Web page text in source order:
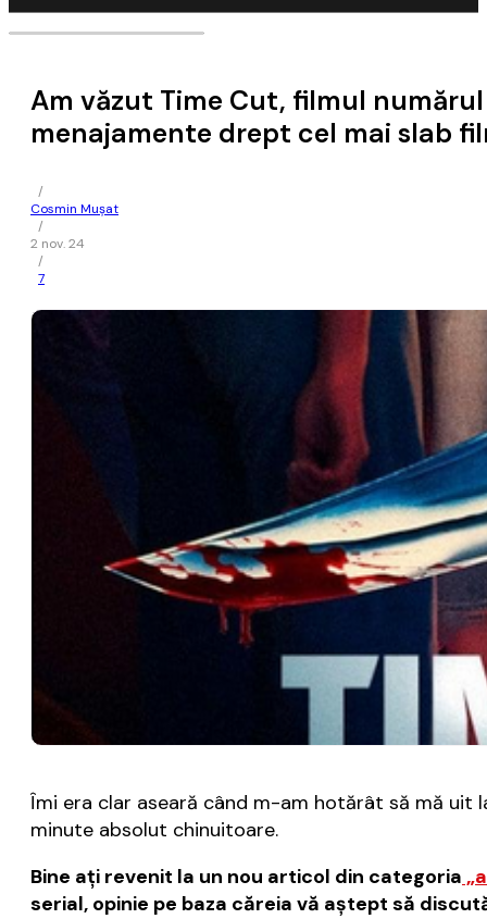
Am văzut Time Cut, filmul
menajamente drept cel mai slab
/
Cosmin Mușat
/
2 nov. 24
/
7
Îmi era clar aseară când m-am hotărât să mă uit
minute absolut chinuitoare.
Bine aţi revenit la un nou articol din categoria
serial, opinie pe baza căreia vă aştept să